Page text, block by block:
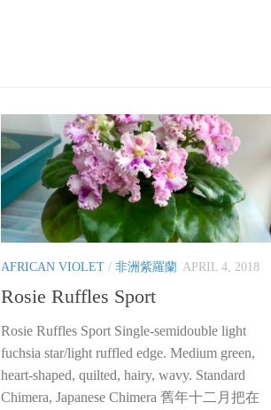
AFRICAN VIOLET / 非洲紫羅蘭 APRIL 4, 2018
Rosie Ruffles Sport
Rosie Ruffles Sport Single-semidouble light
fuchsia star/light ruffled edge. Medium green,
heart-shaped, quilted, hairy, wavy. Standard
Chimera, Japanese Chimera 舊年十二月把在